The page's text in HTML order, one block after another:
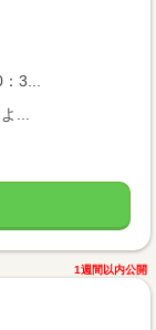
3...
...
1週間以内公開